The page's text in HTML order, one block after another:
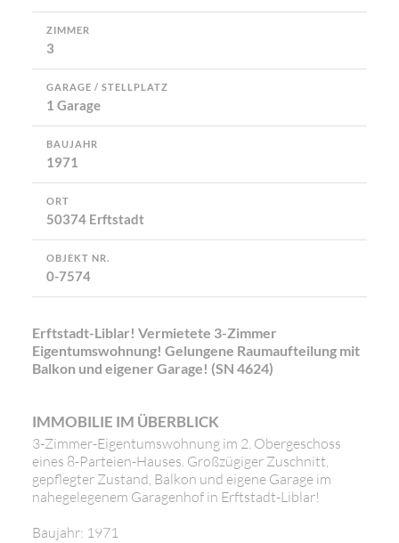
ZIMMER
3
GARAGE / STELLPLATZ
1 Garage
BAUJAHR
1971
ORT
50374 Erftstadt
OBJEKT NR.
0-7574
Erftstadt-Liblar! Vermietete 3-Zimmer
Eigentumswohnung! Gelungene Raumaufteilung mit
Balkon und eigener Garage! (SN 4624)
IMMOBILIE IM ÜBERBLICK
3-Zimmer-Eigentumswohnung im 2. Obergeschoss
eines 8-Parteien-Hauses. Großzügiger Zuschnitt,
gepflegter Zustand, Balkon und eigene Garage im
nahegelegenem Garagenhof in Erftstadt-Liblar!
Baujahr: 1971